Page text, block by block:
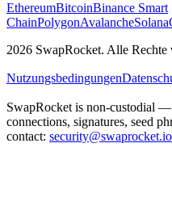
EthereumBitcoinBinance Smart
ChainPolygonAvalancheSolana
2026 SwapRocket. Alle Rechte
Nutzungsbedingungen
SwapRocket is non-custodial
connections, signatures, seed
contact: security@swaprocket.io